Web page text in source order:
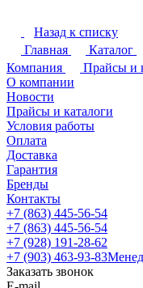
Назад к списку
Главная
Каталог
Компания
Прайсы и
О компании
Новости
Прайсы и каталоги
Условия работы
Оплата
Доставка
Гарантия
Бренды
Контакты
+7 (863) 445-56-54
+7 (863) 445-56-54
+7 (928) 191-28-62
+7 (903) 463-93-83
Заказать звонок